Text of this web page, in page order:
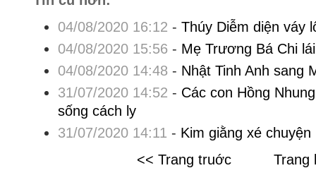
04/08/2020 16:12 - Thúy Diễm diện váy
04/08/2020 15:56 - Mẹ Trương Bá Chi
04/08/2020 14:48 - Nhật Tinh Anh sang
31/07/2020 14:52 - Các con Hồng
sống cách ly
31/07/2020 14:11 - Kim giằng xé chuyện
<< Trang truớc
Trang